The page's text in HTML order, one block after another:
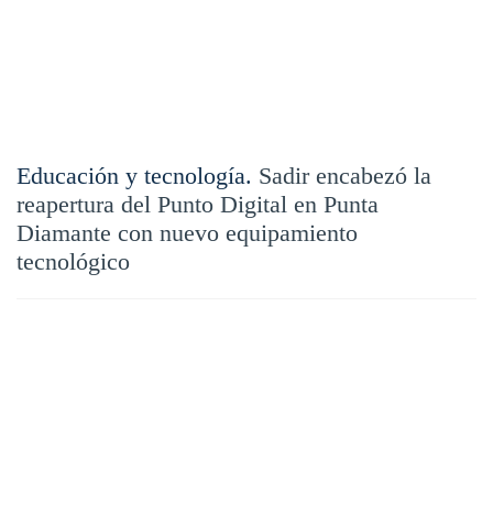
Educación y tecnología. Sadir encabezó la
reapertura del Punto Digital en Punta
Diamante con nuevo equipamiento
tecnológico